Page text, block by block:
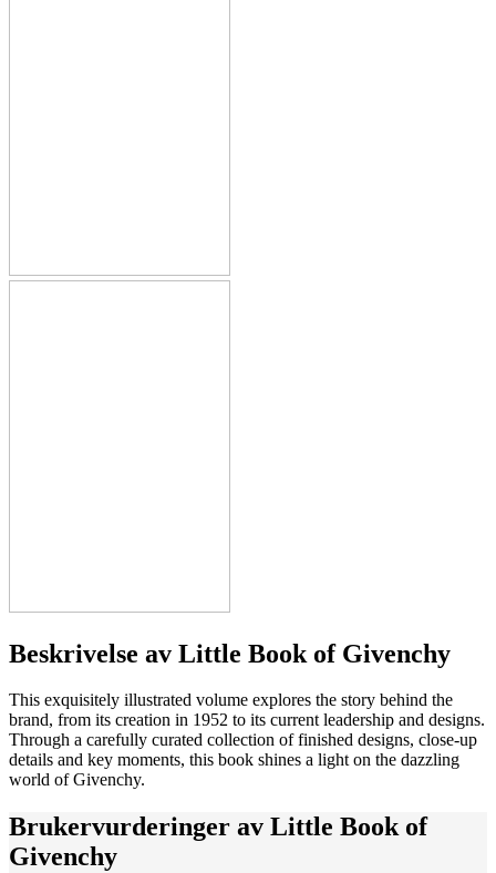
Beskrivelse av Little Book of Givenchy
This exquisitely illustrated volume explores the story behind the
brand, from its creation in 1952 to its current leadership and designs.
Through a carefully curated collection of finished designs, close-up
details and key moments, this book shines a light on the dazzling
world of Givenchy.
Brukervurderinger av Little Book of
Givenchy